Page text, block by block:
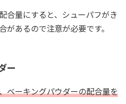
合量にすると、シューパフがき
があるので注意が必要です。
ー
ベーキングパウダーの配合量を